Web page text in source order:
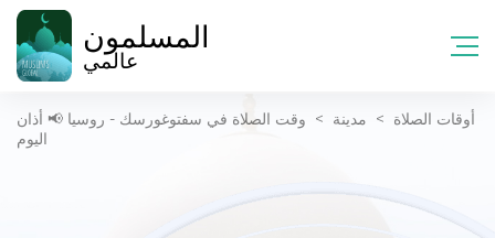
المسلمون
عالمي
أوقات الصلاة > مدينة > وقت الصلاة في سفتوغورسك - روسيا 📢 أذان
اليوم